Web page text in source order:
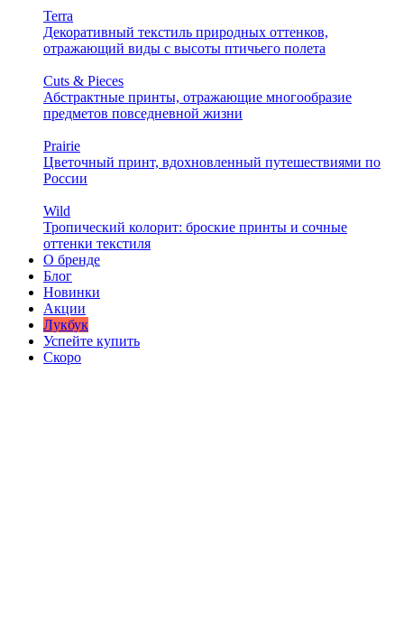
Terra
Декоративный текстиль природных оттенков,
отражающий виды с высоты птичьего полета
Cuts & Pieces
Абстрактные принты, отражающие многообразие
предметов повседневной жизни
Prairie
Цветочный принт, вдохновленный путешествиями по
России
Wild
Тропический колорит: броские принты и сочные
оттенки текстиля
О бренде
Блог
Новинки
Акции
Лукбук
Успейте купить
Скоро